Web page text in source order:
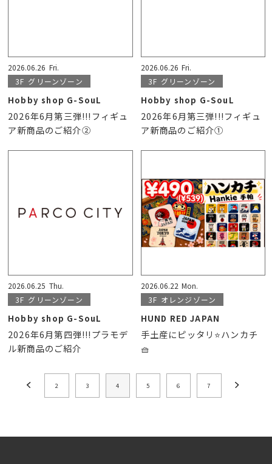
2026.06.26 Fri.
3F グリーンゾーン
Hobby shop G-SouL
2026年6月第三弾!!!フィギュ
ア新商品のご紹介②
2026.06.26 Fri.
3F グリーンゾーン
Hobby shop G-SouL
2026年6月第三弾!!!フィギュ
ア新商品のご紹介①
2026.06.25 Thu.
3F グリーンゾーン
Hobby shop G-SouL
2026年6月第四弾!!!プラモデ
ル新商品のご紹介
2026.06.22 Mon.
3F オレンジゾーン
HUND RED JAPAN
手土産にピッタリ⭐️ハンカチ
🧺
2 3 4 5 6 7